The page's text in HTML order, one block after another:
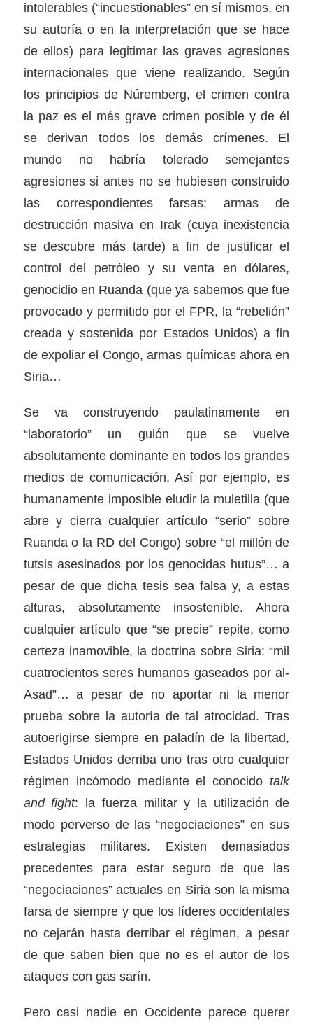
intolerables (“incuestionables” en sí mismos, en
su autoría o en la interpretación que se hace
de ellos) para legitimar las graves agresiones
internacionales que viene realizando. Según
los principios de Núremberg, el crimen contra
la paz es el más grave crimen posible y de él
se derivan todos los demás crímenes. El
mundo no habría tolerado semejantes
agresiones si antes no se hubiesen construido
las correspondientes farsas: armas de
destrucción masiva en Irak (cuya inexistencia
se descubre más tarde) a fin de justificar el
control del petróleo y su venta en dólares,
genocidio en Ruanda (que ya sabemos que fue
provocado y permitido por el FPR, la “rebelión”
creada y sostenida por Estados Unidos) a fin
de expoliar el Congo, armas químicas ahora en
Siria…
Se va construyendo paulatinamente en
“laboratorio” un guión que se vuelve
absolutamente dominante en todos los grandes
medios de comunicación. Así por ejemplo, es
humanamente imposible eludir la muletilla (que
abre y cierra cualquier artículo “serio” sobre
Ruanda o la RD del Congo) sobre “el millón de
tutsis asesinados por los genocidas hutus”… a
pesar de que dicha tesis sea falsa y, a estas
alturas, absolutamente insostenible. Ahora
cualquier artículo que “se precie” repite, como
certeza inamovible, la doctrina sobre Siria: “mil
cuatrocientos seres humanos gaseados por al-
Asad”… a pesar de no aportar ni la menor
prueba sobre la autoría de tal atrocidad. Tras
autoerigirse siempre en paladín de la libertad,
Estados Unidos derriba uno tras otro cualquier
régimen incómodo mediante el conocidotalk
and fight: la fuerza militar y la utilización de
modo perverso de las “negociaciones” en sus
estrategias militares. Existen demasiados
precedentes para estar seguro de que las
“negociaciones” actuales en Siria son la misma
farsa de siempre y que los líderes occidentales
no cejarán hasta derribar el régimen, a pesar
de que saben bien que no es el autor de los
ataques con gas sarín.
Pero casi nadie en Occidente parece querer